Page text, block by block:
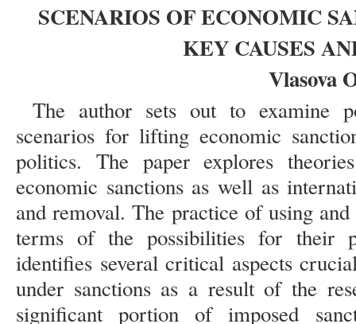
SCENARIOS OF ECONOMIC
KEY CAUSES
Vlasova
The author sets out to examine
scenarios for lifting economic
politics. The paper explores
economic sanctions as well as
and removal. The practice of using
terms of the possibilities for their
identifies several critical aspects
under sanctions as a result of the
significant portion of imposed